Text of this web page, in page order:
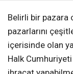
Belirli bir pazara
pazarlarını
içerisinde olan
Halk